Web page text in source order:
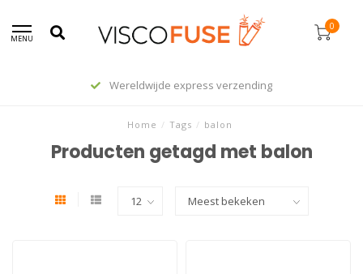
MENU
0
Wereldwijde express verzending
Home / Tags / balon
Producten getagd met balon